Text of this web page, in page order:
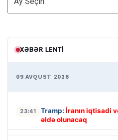
XƏBƏR LENTI
09 AVQUST 2026
23:41 Tramp: İranın iqtisadi
əldə olunacaq